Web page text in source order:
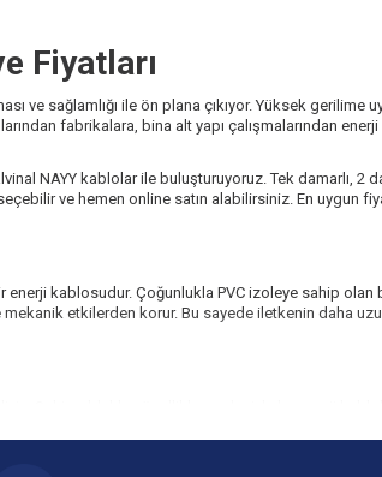
Fiyatları
ve sağlamlığı ile ön plana çıkıyor. Yüksek gerilime
fabrikalara, bina alt yapı çalışmalarından enerji
NAYY kablolar ile buluşturuyoruz. Tek damarlı, 2
ve hemen online satın alabilirsiniz. En uygun
enerji kablosudur. Çoğunlukla PVC izoleye sahip olan
etkilerden korur. Bu sayede iletkenin daha